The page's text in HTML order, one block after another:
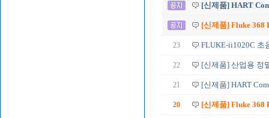
[신제품] HART
[신제품] Fluke 368
23 FLUKE-ii1020C 초
22 [신제품] 산업용 정
21 [신제품] HART
20 [신제품] Fluke 368